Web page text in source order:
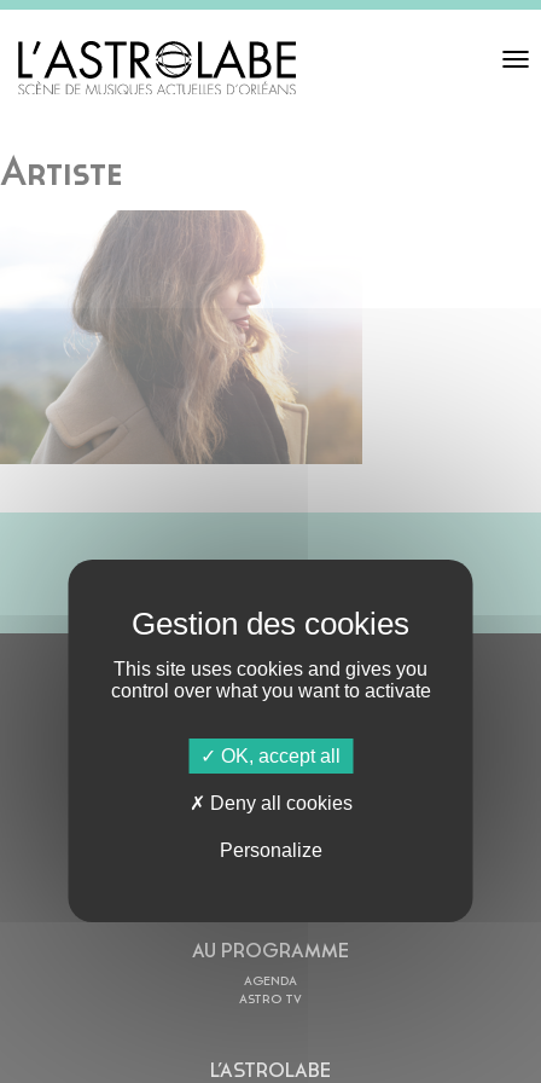
Toggle
Artiste
S'ABONNER À LA NEWSLETTER
AU PROGRAMME
AGENDA
ASTRO TV
L’ASTROLABE
This site uses cookies and gives you
control over what you want to activate
OK, accept all
Deny all cookies
Personalize